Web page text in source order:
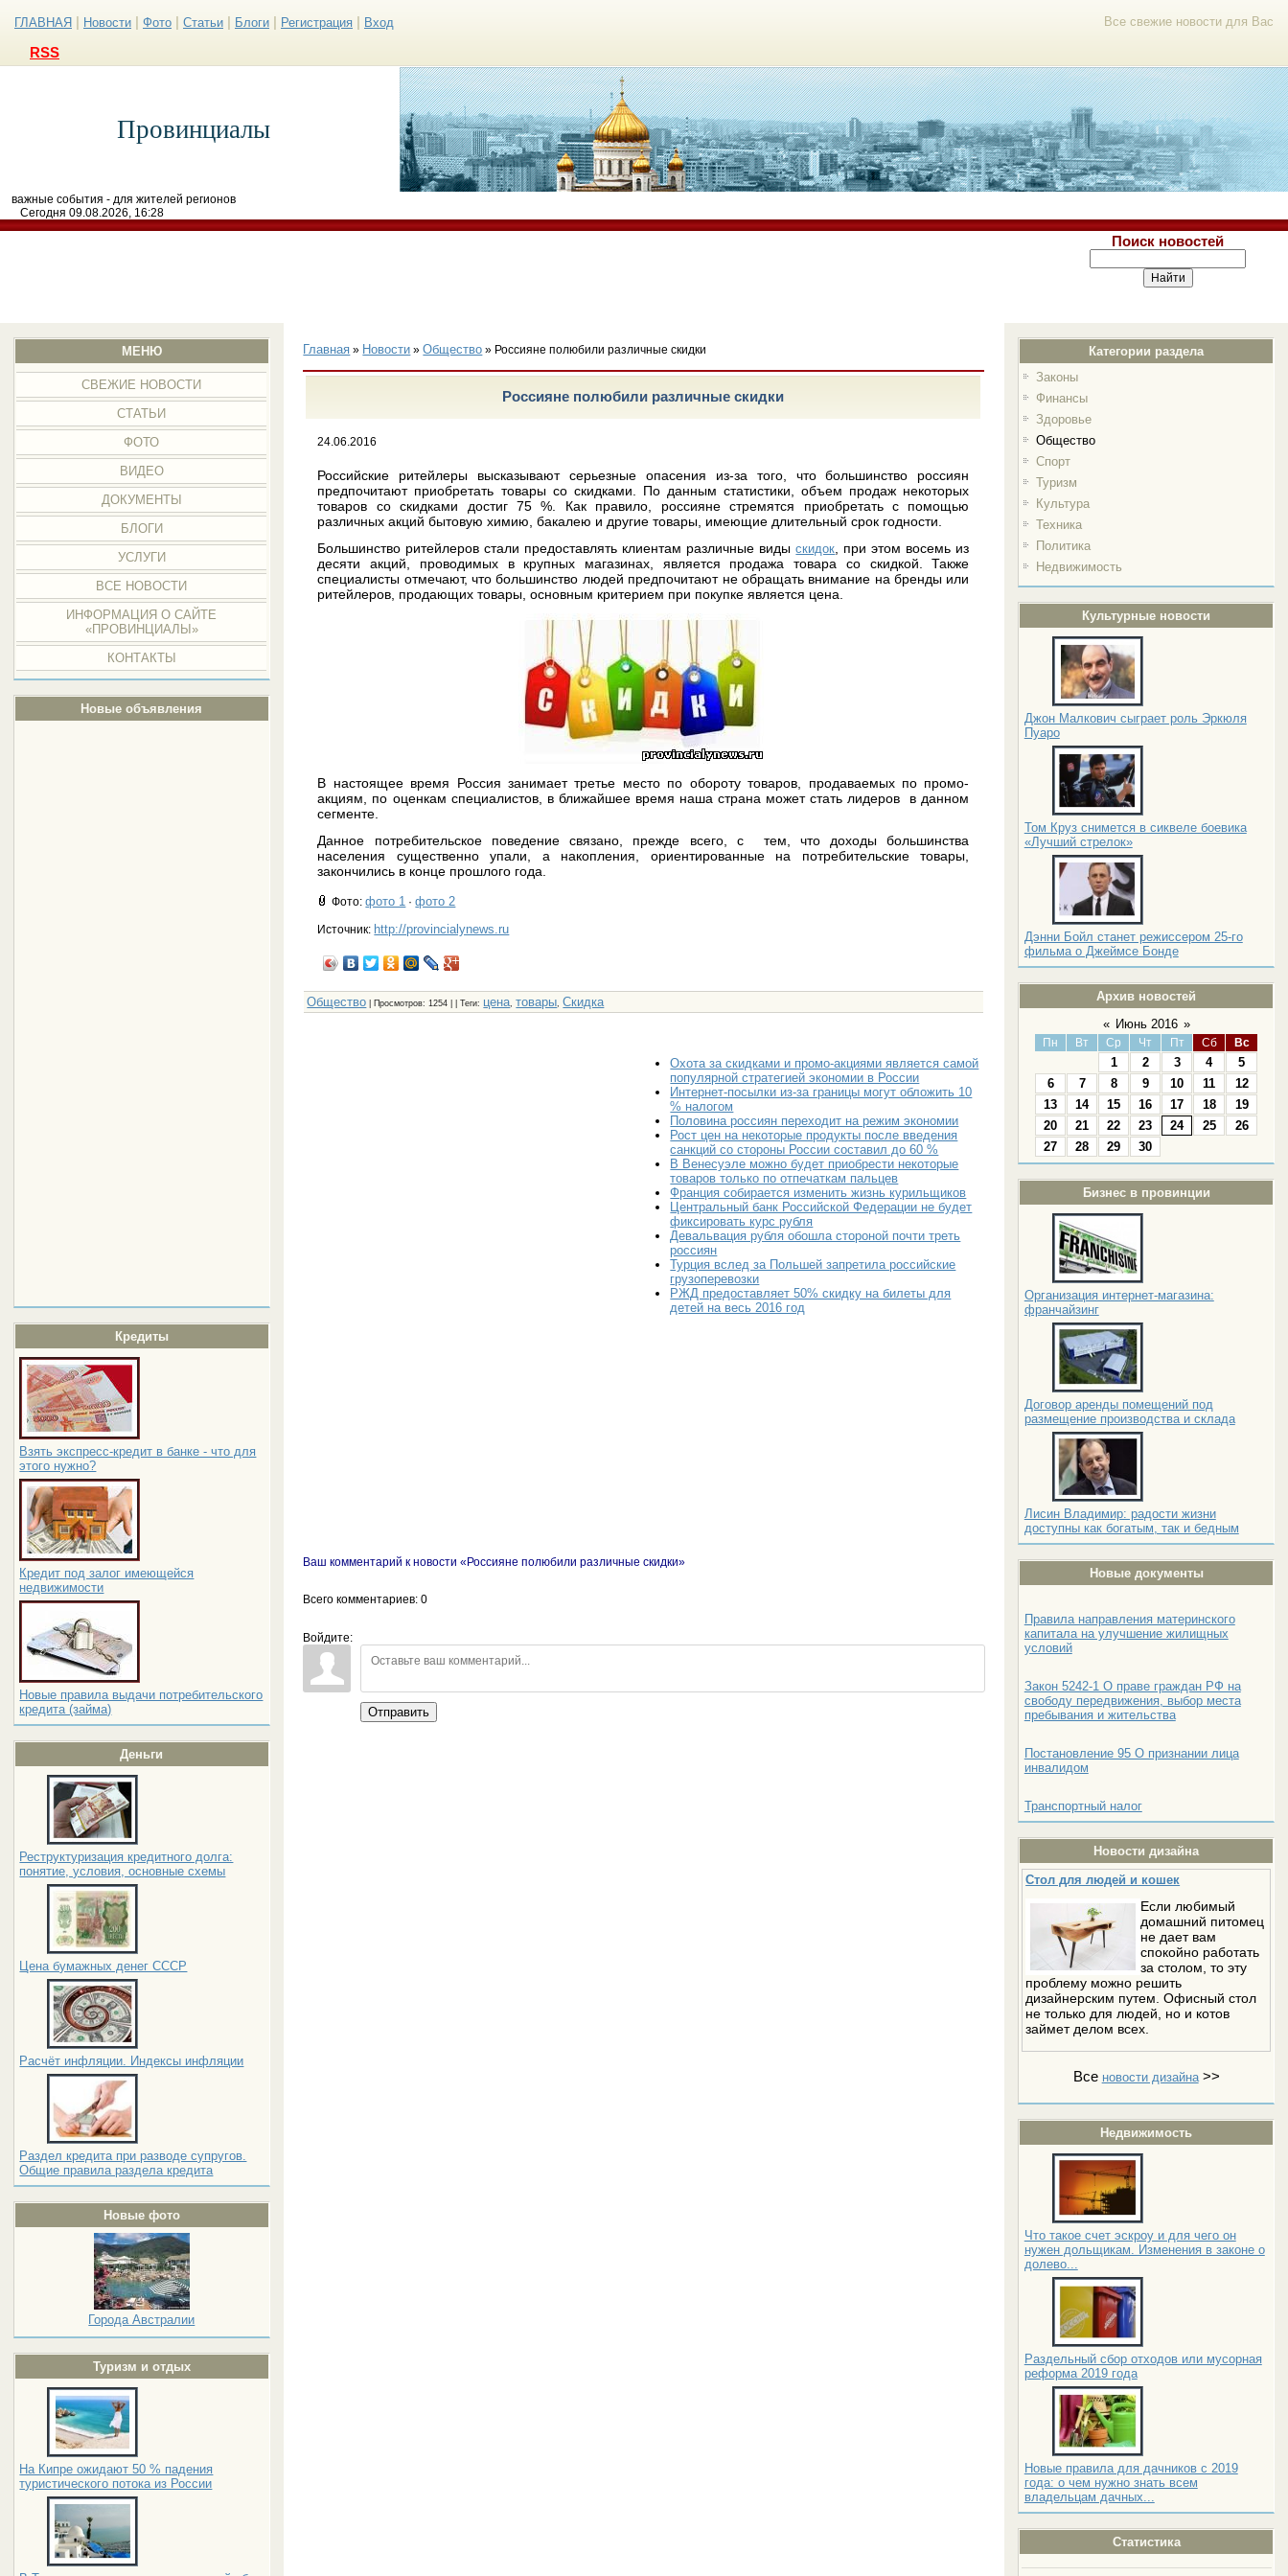
Все свежие новости для Вас
ГЛАВНАЯ Новости Фото Статьи Блоги Регистрация Вход
RSS
Провинциалы
важные события - для жителей регионов
Сегодня 09.08.2026, 16:28
Поиск новостей
МЕНЮ
СВЕЖИЕ НОВОСТИ
СТАТЬИ
ФОТО
ВИДЕО
ДОКУМЕНТЫ
БЛОГИ
УСЛУГИ
ВСЕ НОВОСТИ
ИНФОРМАЦИЯ О САЙТЕ
«ПРОВИНЦИАЛЫ»
КОНТАКТЫ
Новые объявления
Кредиты
Взять экспресс-кредит в банке - что для
этого нужно?
Кредит под залог имеющейся
недвижимости
Новые правила выдачи потребительского
кредита (займа)
Деньги
Реструктуризация кредитного долга:
понятие, условия, основные схемы
Цена бумажных денег СССР
Расчёт инфляции. Индексы инфляции
Раздел кредита при разводе супругов.
Общие правила раздела кредита
Новые фото
Города Австралии
Туризм и отдых
На Кипре ожидают 50 % падения
туристического потока из России
Категории раздела
Законы
Финансы
Здоровье
Общество
Спорт
Туризм
Культура
Техника
Политика
Недвижимость
Культурные новости
Джон Малкович сыграет роль Эркюля
Пуаро
Том Круз снимется в сиквеле боевика
«Лучший стрелок»
Дэнни Бойл станет режиссером 25-го
фильма о Джеймсе Бонде
Архив новостей
« Июнь 2016 »
Пн Вт Ср Чт Пт Сб Вс
1 2 3 4
5
6
7 8 9 10 11
12
13
14 15 16 17 18
19
20
21 22 23 24 25
26
27
28 29 30
Бизнес в провинции
Организация интернет-магазина:
франчайзинг
Договор аренды помещений под
размещение производства и склада
Лисин Владимир: радости жизни
доступны как богатым, так и бедным
Новые документы
Правила направления материнского
капитала на улучшение жилищных
условий
Закон 5242-1 О праве граждан РФ на
свободу передвижения, выбор места
пребывания и жительства
Постановление 95 О признании лица
инвалидом
Транспортный налог
Новости дизайна
Стол для людей и кошек
Если любимый
домашний питомец
не дает вам
спокойно работать
за столом, то эту
проблему можно решить
дизайнерским путем. Офисный стол
не только для людей, но и котов
займет делом всех.
Все новости дизайна>>
Недвижимость
Что такое счет эскроу и для чего он
нужен дольщикам. Изменения в законе о
долево...
Раздельный сбор отходов или мусорная
реформа 2019 года
Новые правила для дачников с 2019
года: о чем нужно знать всем
владельцам дачных...
Статистика
Главная » Новости »Общество » Россияне полюбили различные скидки
Россияне полюбили различные скидки
24.06.2016
Российские ритейлеры высказывают серьезные опасения из-за того, что большинство россиян
предпочитают приобретать товары со скидками. По данным статистики, объем продаж некоторых
товаров со скидками достиг 75 %. Как правило, россияне стремятся приобретать с помощью
различных акций бытовую химию, бакалею и другие товары, имеющие длительный срок годности.
Большинство ритейлеров стали предоставлять клиентам различные видыскидок , при этом восемь из
десяти акций, проводимых в крупных магазинах, является продажа товара со скидкой. Также
специалисты отмечают, что большинство людей предпочитают не обращать внимание на бренды или
ритейлеров, продающих товары, основным критерием при покупке является цена.
В настоящее время Россия занимает третье место по обороту товаров, продаваемых по промо-
акциям, по оценкам специалистов, в ближайшее время наша страна может стать лидеров в данном
сегменте.
Данное потребительское поведение связано, прежде всего, с тем, что доходы большинства
населения существенно упали, а накопления, ориентированные на потребительские товары,
закончились в конце прошлого года.
Фото:фото 1 ·фото 2
Источник: http://provincialynews.ru
Общество Просмотров: 1254 | |Теги: цена,товары,Скидка
Охота за скидками и промо-акциями является самой
популярной стратегией экономии в России
Интернет-посылки из-за границы могут обложить 10
% налогом
Половина россиян переходит на режим экономии
Рост цен на некоторые продукты после введения
санкций со стороны России составил до 60 %
В Венесуэле можно будет приобрести некоторые
товаров только по отпечаткам пальцев
Франция собирается изменить жизнь курильщиков
Центральный банк Российской Федерации не будет
фиксировать курс рубля
Девальвация рубля обошла стороной почти треть
россиян
Турция вслед за Польшей запретила российские
грузоперевозки
РЖД предоставляет 50% скидку на билеты для
детей на весь 2016 год
Ваш комментарий к новости «Россияне полюбили различные скидки»
Всего комментариев: 0
Войдите:
Отправить